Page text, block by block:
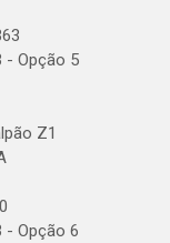
- Opção 5
Z1
- Opção 6